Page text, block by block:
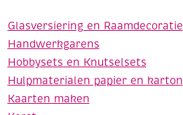
Glasversiering en Raamdecoratie
Handwerkgarens
Hobbysets en Knutselsets
Hulpmaterialen papier en karton
Kaarten maken